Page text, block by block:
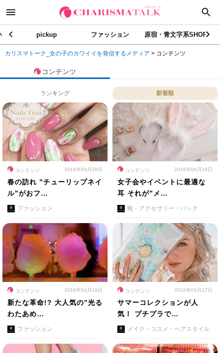
pickup ファッション 原宿・青文字系SHOP
カリスマトーク_女の子のカワイイを発信するメディア > コンテンツ
コンテンツ
ランキング 新着順
コンテンツ 2016年04月20日
春の訪れ ”チューリップネイ
ル”がおフ…
ファッション
コンテンツ 2016年04月19日
女子会やイベントに最適な
耳 それが”メ…
靴・アクセサリー・バック
コンテンツ 2016年04月18日
新たな革命!? 大人気の”光る
わたあめ…
ファッション
コンテンツ 2016年04月17日
サマーコレクションが人
気！ プチプラで…
メイク・コスメ・ヘアスタイル